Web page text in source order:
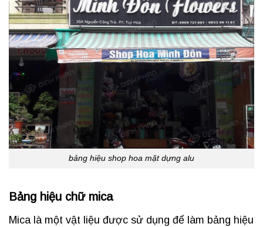
bảng hiệu shop hoa mặt dựng alu
Bảng hiệu chữ mica
Mica là một vật liệu được sử dụng để làm bảng hiệu